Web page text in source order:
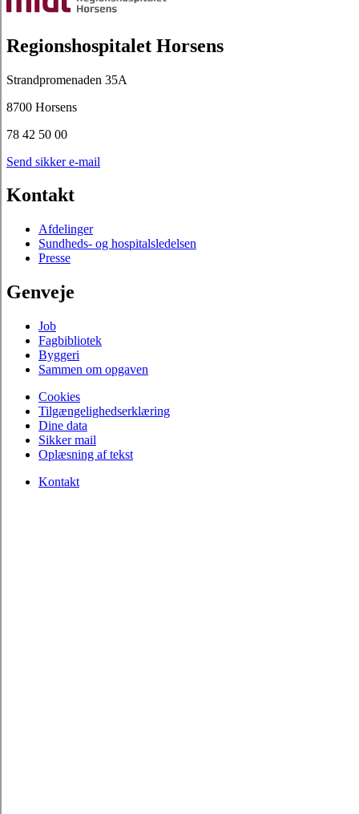
Regionshospitalet Horsens
Strandpromenaden 35A
8700 Horsens
78 42 50 00
Send sikker e-mail
Kontakt
Afdelinger
Sundheds- og hospitalsledelsen
Presse
Genveje
Job
Fagbibliotek
Byggeri
Sammen om opgaven
Cookies
Tilgængelighedserklæring
Dine data
Sikker mail
Oplæsning af tekst
Kontakt